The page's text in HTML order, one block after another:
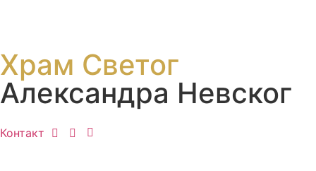
Храм Светог
Александра Невског
Контакт